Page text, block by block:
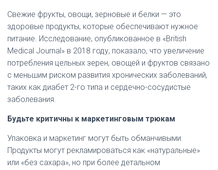
Свежие фрукты, овощи, зерновые и белки — это
здоровые продукты, которые обеспечивают нужное
питание. Исследование, опубликованное в «British
Medical Journal» в 2018 году, показало, что увеличение
потребления цельных зерен, овощей и фруктов связано
с меньшим риском развития хронических заболеваний,
таких как диабет 2-го типа и сердечно-сосудистые
заболевания.
Будьте критичны к маркетинговым трюкам
Упаковка и маркетинг могут быть обманчивыми.
Продукты могут рекламироваться как «натуральные»
или «без сахара», но при более детальном